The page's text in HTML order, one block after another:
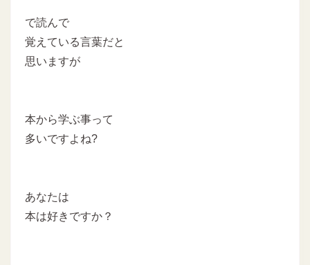
で読んで
覚えている言葉だと
思いますが
本から学ぶ事って
多いですよね?
あなたは
本は好きですか？